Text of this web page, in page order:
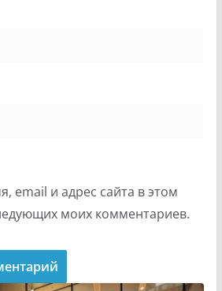
email и адрес сайта в этом
моих комментариев.